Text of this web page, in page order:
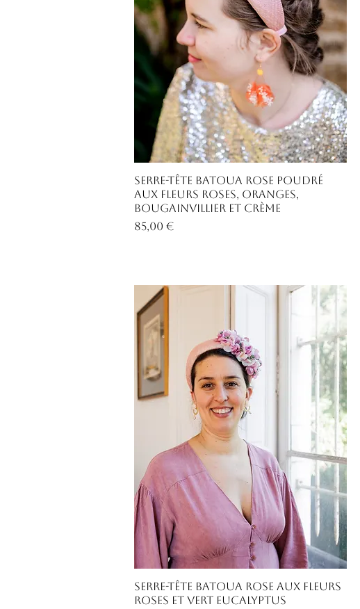
Aperçu rapide
Serre-tête Batoua rose poudré
aux fleurs roses, oranges,
bougainvillier et crème
Prix
85,00 €
Aperçu rapide
Serre-tête Batoua rose aux fleurs
roses et vert eucalyptus